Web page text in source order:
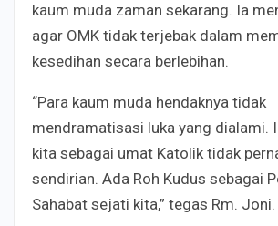
kaum muda zaman sekarang. Ia
agar OMK tidak terjebak dalam
kesedihan secara berlebihan.
“Para kaum muda hendaknya tidak
mendramatisasi luka yang dialami.
kita sebagai umat Katolik tidak
sendirian. Ada Roh Kudus sebagai
Sahabat sejati kita,” tegas Rm. Joni.